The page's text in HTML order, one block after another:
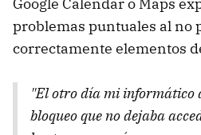
problemas puntuales al no
correctamente elementos
"El otro día mi informático
bloqueo que no dejaba